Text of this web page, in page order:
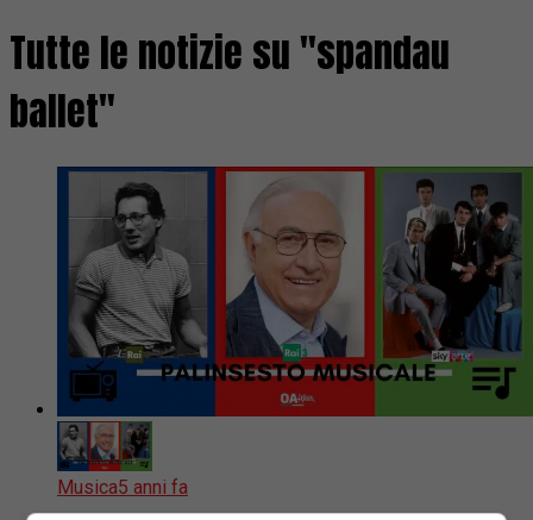
Tutte le notizie su "spandau
ballet"
Musica5 anni fa